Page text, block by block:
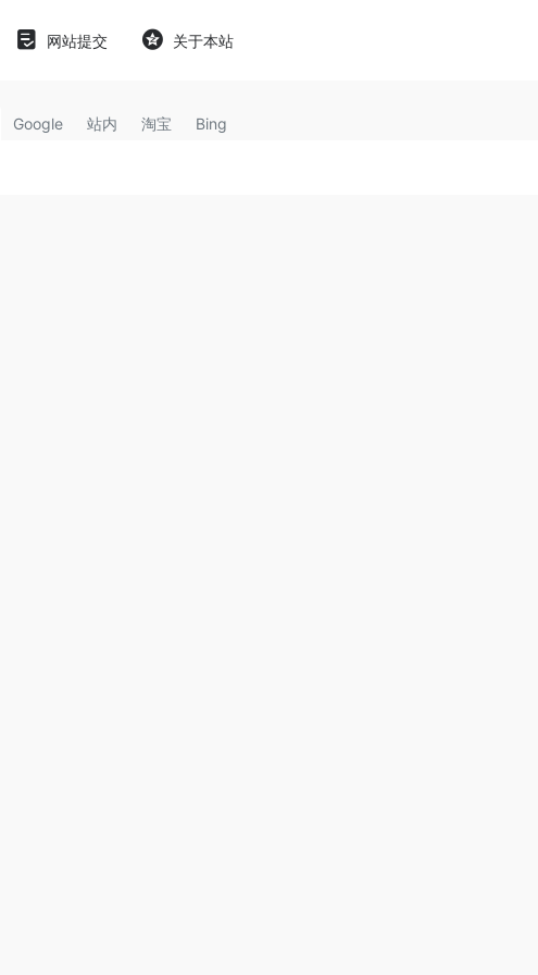
网站提交 关于本站
Google 站内 淘宝 Bing